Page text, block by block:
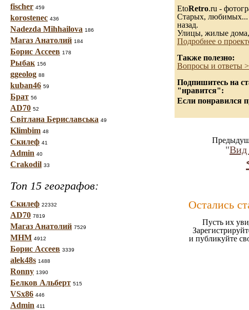
fischer 459
korostenec 436
Nadezda Mihhailova 186
Магаз Анатолий 184
Борис Ассеев 178
Рыбак 156
ggeolog 88
kuban46 59
Брат 56
AD70 52
Світлана Бериславська 49
Klimbim 48
Скилеф 41
Admin 40
Crakodil 33
Топ 15 географов:
Скилеф 22332
AD70 7819
Магаз Анатолий 7529
МНМ 4912
Борис Ассеев 3339
alek48s 1488
Ronny 1390
Белков Альберт 515
VSx86 446
Admin 411
EtoRetro.ru -
Старых, любимых...
назад.
Улицы, жилые
Подробнее о
Также полезно:
Вопросы и ответы
Подпишитесь на
"нравится":
Если понравился
"Вид
Остались
Пусть их
и публикуйте